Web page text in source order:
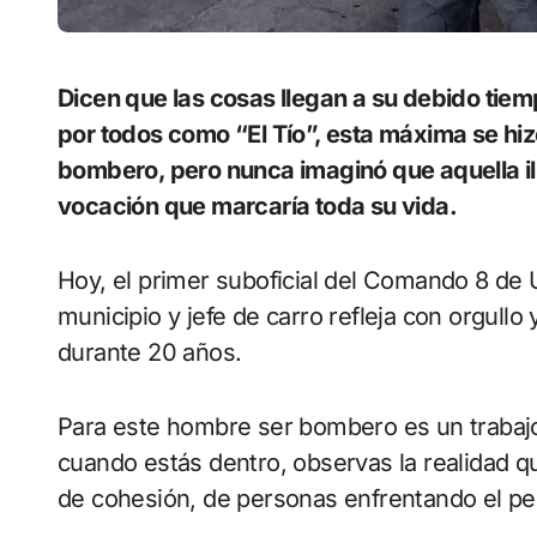
Dicen que las cosas llegan a su debido tiempo. Y para Osvaldo Sánchez García, conocido
por todos como “El Tío”, esta máxima se
bombero, pero nunca imaginó que aquella
vocación que marcaría toda su vida.
Hoy, el primer suboficial del Comando 8 de
municipio y jefe de carro refleja con orgullo
durante 20 años.
Para este hombre ser bombero es un
cuando estás dentro, observas la realidad
de cohesión, de personas enfrentando el